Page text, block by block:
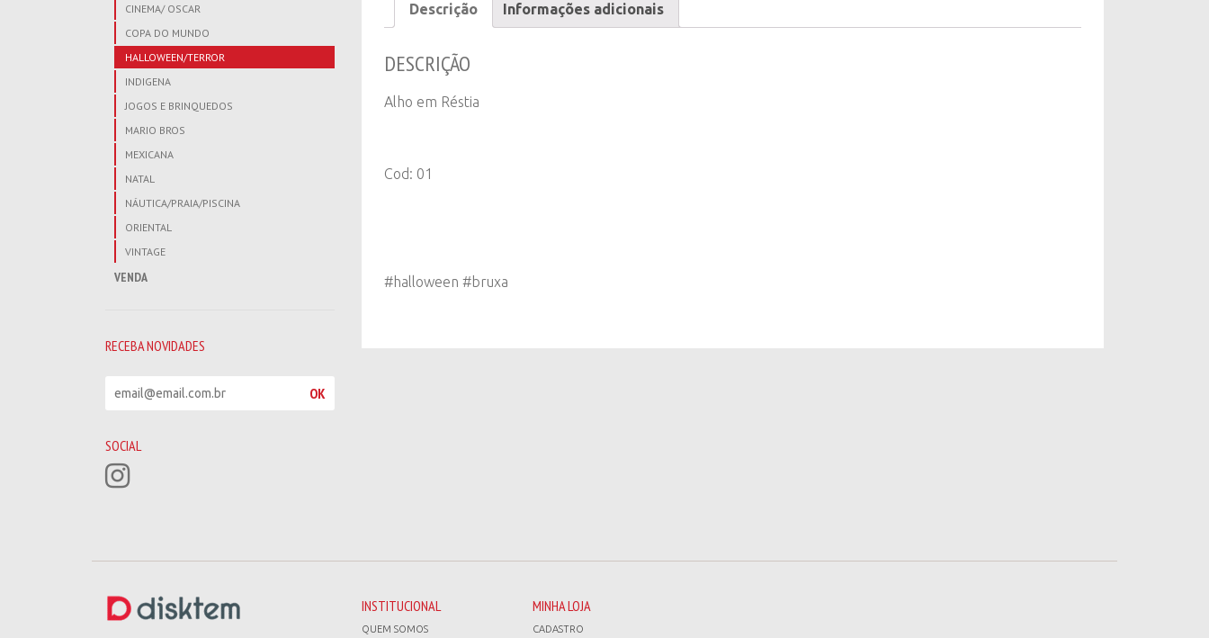
CINEMA/ OSCAR
COPA DO MUNDO
HALLOWEEN/TERROR
INDIGENA
JOGOS E BRINQUEDOS
MARIO BROS
MEXICANA
NATAL
NÁUTICA/PRAIA/PISCINA
ORIENTAL
VINTAGE
VENDA
RECEBA NOVIDADES
e
b
a
n
d
d
e
OK
SOCIAL
Descrição Informações adicionais
DESCRIÇÃO
Alho em Réstia
Cod: 01
#halloween #bruxa
INSTITUCIONAL
QUEM SOMOS
MINHA LOJA
CADASTRO